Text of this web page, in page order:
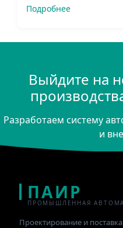
Подробнее
Выйдите на
Разработаем систему
и
ПАИР
ПРОМЫШЛЕННАЯ
Проектирование и